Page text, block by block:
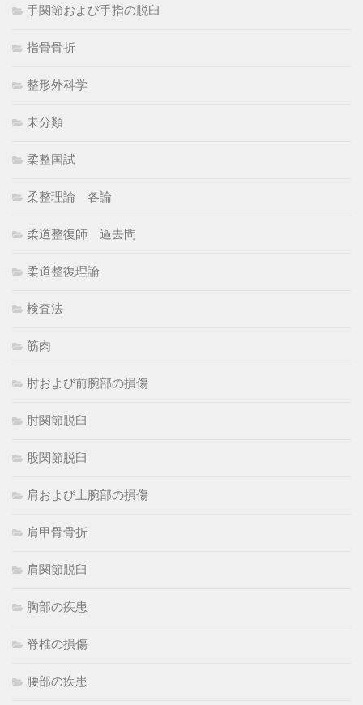
手関節および手指の脱臼
指骨骨折
整形外科学
未分類
柔整国試
柔整理論 各論
柔道整復師 過去問
柔道整復理論
検査法
筋肉
肘および前腕部の損傷
肘関節脱臼
股関節脱臼
肩および上腕部の損傷
肩甲骨骨折
肩関節脱臼
胸部の疾患
脊椎の損傷
腰部の疾患